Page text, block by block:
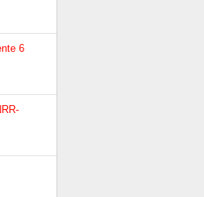
6